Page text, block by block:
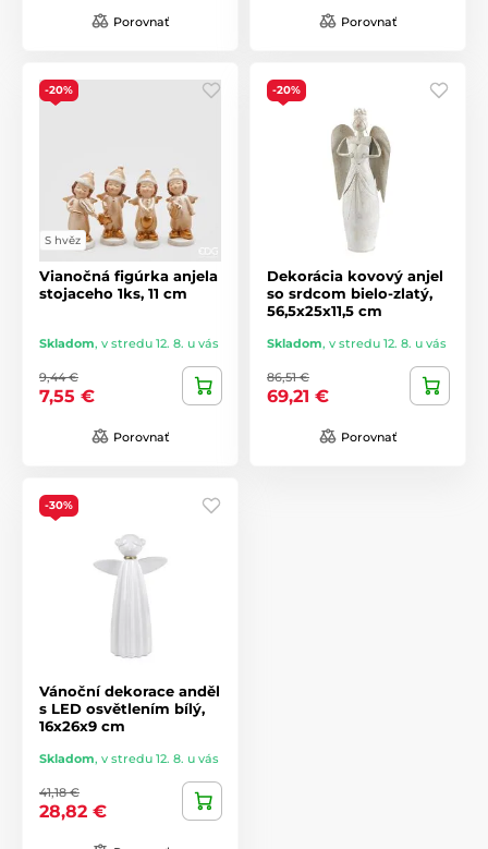
Porovnať Porovnať
-20%
S hvěz
Vianočná figúrka anjela
stojaceho 1ks, 11 cm
Skladom, v stredu 12. 8. u vás
9,44 €
7,55 €
Porovnať
-20%
Dekorácia kovový anjel
so srdcom bielo-zlatý,
56,5x25x11,5 cm
Skladom, v stredu 12. 8. u vás
86,51 €
69,21 €
Porovnať
-30%
Vánoční dekorace anděl
s LED osvětlením bílý,
16x26x9 cm
Skladom, v stredu 12. 8. u vás
41,18 €
28,82 €